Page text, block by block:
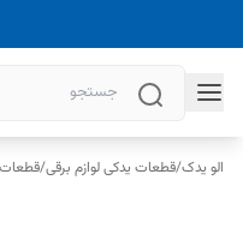
الو یدک/قطعات یدکی لوازم برقی/قطعات